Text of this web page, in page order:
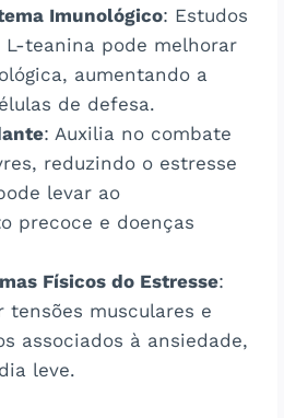
Imunológico: Estudos
L-teanina pode melhorar
aumentando a
de defesa.
: Auxilia no combate
reduzindo o estresse
levar ao
precoce e doenças
Físicos do Estresse:
tensões musculares e
associados à ansiedade,
leve.